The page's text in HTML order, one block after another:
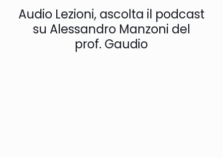
Audio Lezioni, ascolta il podcast
su Alessandro Manzoni del
prof. Gaudio